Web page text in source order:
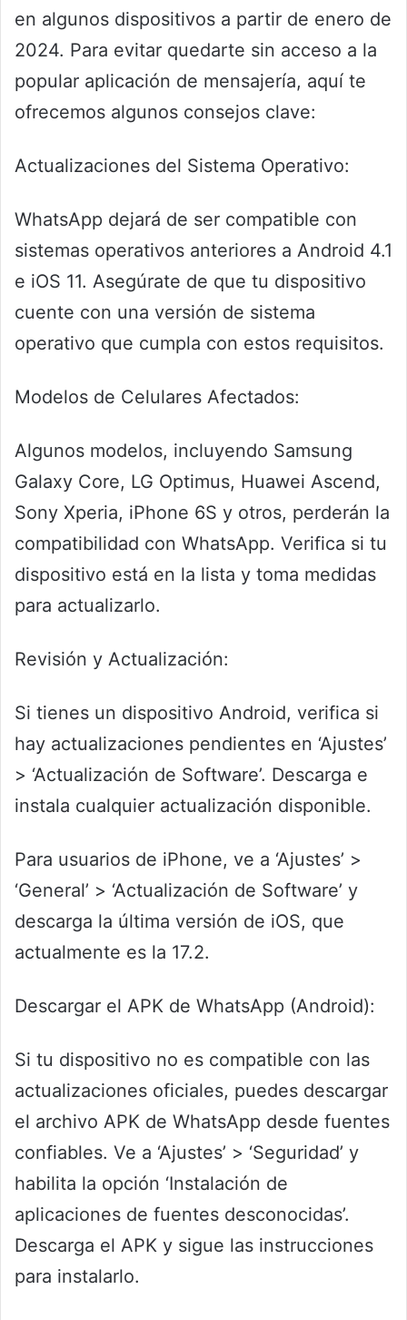
en algunos dispositivos a partir de enero de
2024. Para evitar quedarte sin acceso a la
popular aplicación de mensajería, aquí te
ofrecemos algunos consejos clave:
Actualizaciones del Sistema Operativo:
WhatsApp dejará de ser compatible con
sistemas operativos anteriores a Android 4.1
e iOS 11. Asegúrate de que tu dispositivo
cuente con una versión de sistema
operativo que cumpla con estos requisitos.
Modelos de Celulares Afectados:
Algunos modelos, incluyendo Samsung
Galaxy Core, LG Optimus, Huawei Ascend,
Sony Xperia, iPhone 6S y otros, perderán la
compatibilidad con WhatsApp. Verifica si tu
dispositivo está en la lista y toma medidas
para actualizarlo.
Revisión y Actualización:
Si tienes un dispositivo Android, verifica si
hay actualizaciones pendientes en ‘Ajustes’
> ‘Actualización de Software’. Descarga e
instala cualquier actualización disponible.
Para usuarios de iPhone, ve a ‘Ajustes’ >
‘General’ > ‘Actualización de Software’ y
descarga la última versión de iOS, que
actualmente es la 17.2.
Descargar el APK de WhatsApp (Android):
Si tu dispositivo no es compatible con las
actualizaciones oficiales, puedes descargar
el archivo APK de WhatsApp desde fuentes
confiables. Ve a ‘Ajustes’ > ‘Seguridad’ y
habilita la opción ‘Instalación de
aplicaciones de fuentes desconocidas’.
Descarga el APK y sigue las instrucciones
para instalarlo.